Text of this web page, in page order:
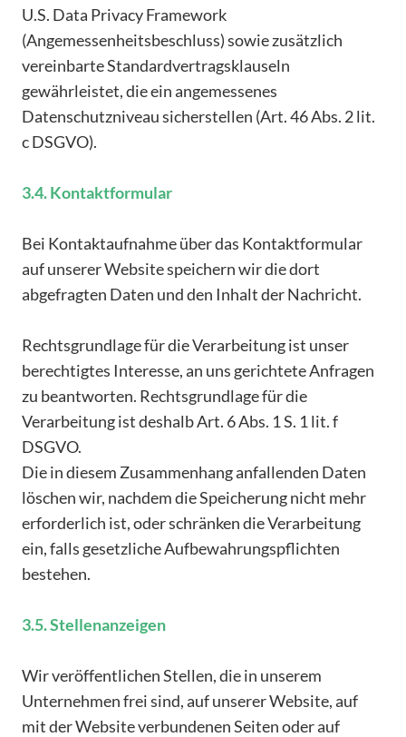
U.S. Data Privacy Framework
(Angemessenheitsbeschluss) sowie zusätzlich
vereinbarte Standardvertragsklauseln
gewährleistet, die ein angemessenes
Datenschutzniveau sicherstellen (Art. 46 Abs. 2 lit.
c DSGVO).
3.4. Kontaktformular
Bei Kontaktaufnahme über das Kontaktformular
auf unserer Website speichern wir die dort
abgefragten Daten und den Inhalt der Nachricht.
Rechtsgrundlage für die Verarbeitung ist unser
berechtigtes Interesse, an uns gerichtete Anfragen
zu beantworten. Rechtsgrundlage für die
Verarbeitung ist deshalb Art. 6 Abs. 1 S. 1 lit. f
DSGVO.
Die in diesem Zusammenhang anfallenden Daten
löschen wir, nachdem die Speicherung nicht mehr
erforderlich ist, oder schränken die Verarbeitung
ein, falls gesetzliche Aufbewahrungspflichten
bestehen.
3.5. Stellenanzeigen
Wir veröffentlichen Stellen, die in unserem
Unternehmen frei sind, auf unserer Website, auf
mit der Website verbundenen Seiten oder auf